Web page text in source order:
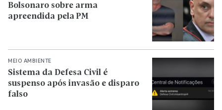
Bolsonaro sobre arma
apreendida pela PM
MEIO AMBIENTE
Sistema da Defesa Civil é
suspenso após invasão e disparo
falso